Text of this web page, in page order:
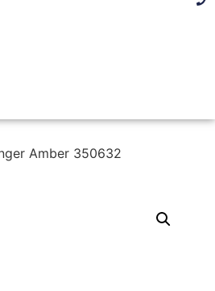
Amber 350632